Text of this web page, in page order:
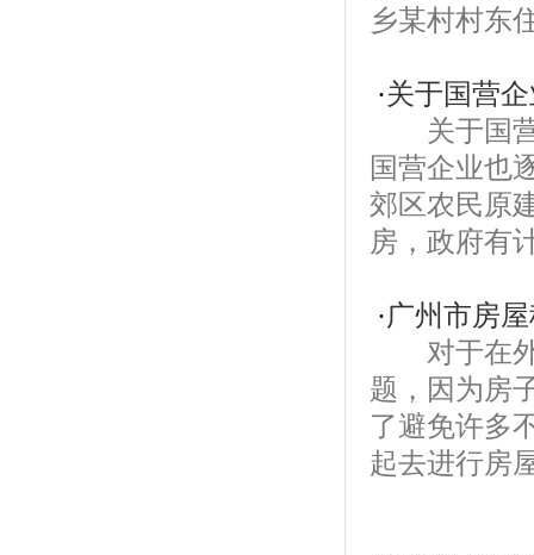
乡某村村东
·关于国营
关于国营
国营企业也
郊区农民原
房，政府有
·广州市房
对于在外
题，因为房
了避免许多
起去进行房